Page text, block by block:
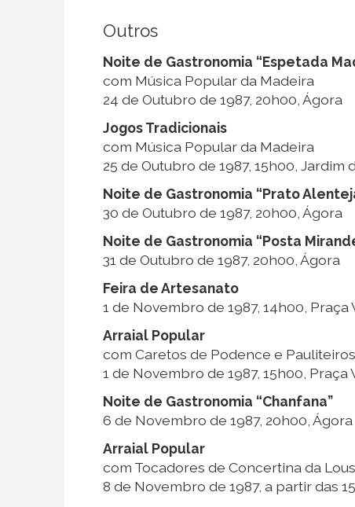
Outros
Noite de Gastronomia “Espetada
com Música Popular da Madeira
24 de Outubro de 1987, 20h00, Ágora
Jogos Tradicionais
com Música Popular da Madeira
25 de Outubro de 1987, 15h00, Jardim
Noite de Gastronomia “Prato
30 de Outubro de 1987, 20h00, Ágora
Noite de Gastronomia “Posta
31 de Outubro de 1987, 20h00, Ágora
Feira de Artesanato
1 de Novembro de 1987, 14h00, Praça
Arraial Popular
com Caretos de Podence e
1 de Novembro de 1987, 15h00, Praça
Noite de Gastronomia “Chanfana”
6 de Novembro de 1987, 20h00, Ágora
Arraial Popular
com Tocadores de Concertina da
8 de Novembro de 1987, a partir das